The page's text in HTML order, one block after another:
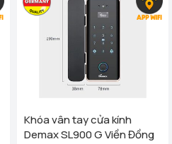
Khóa vân tay cửa kính
Demax SL900 G Viền Đồng